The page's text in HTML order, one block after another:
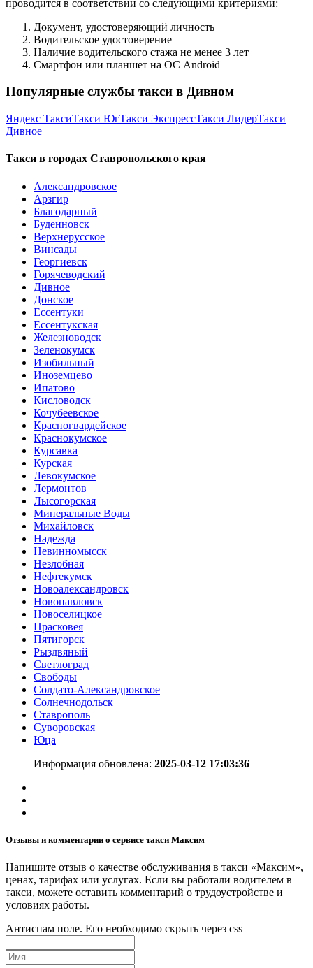
проводится в соответствии со следующими критериями:
Документ, удостоверяющий личность
Водительское удостоверение
Наличие водительского стажа не менее 3 лет
Смартфон или планшет на ОС Android
Популярные службы такси в Дивном
Яндекс ТаксиТакси ЮгТакси ЭкспрессТакси ЛидерТакси
Дивное
Такси в городах Ставропольского края
Александровское
Арзгир
Благодарный
Буденновск
Верхнерусское
Винсады
Георгиевск
Горячеводский
Дивное
Донское
Ессентуки
Ессентукская
Железноводск
Зеленокумск
Изобильный
Иноземцево
Ипатово
Кисловодск
Кочубеевское
Красногвардейское
Краснокумское
Курсавка
Курская
Левокумское
Лермонтов
Лысогорская
Минеральные Воды
Михайловск
Надежда
Невинномысск
Незлобная
Нефтекумск
Новоалександровск
Новопавловск
Новоселицкое
Прасковея
Пятигорск
Рыздвяный
Светлоград
Свободы
Солдато-Александровское
Солнечнодольск
Ставрополь
Суворовская
Юца
Информация обновлена: 2025-03-12 17:03:36
Отзывы и комментарии о сервисе такси Максим
Напишите отзыв о качестве обслуживания в такси «Максим»,
ценах, тарифах или услугах. Если вы работали водителем в
такси, можете оставить комментарий о трудоустройстве и
условиях работы.
Антиспам поле. Его необходимо скрыть через css